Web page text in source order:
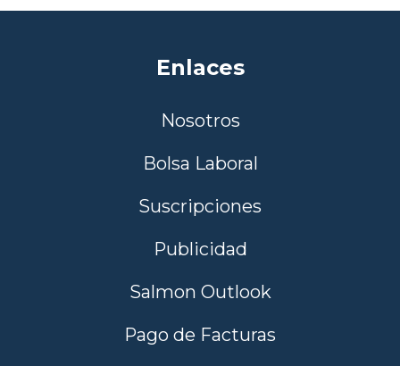
Enlaces
Nosotros
Bolsa Laboral
Suscripciones
Publicidad
Salmon Outlook
Pago de Facturas